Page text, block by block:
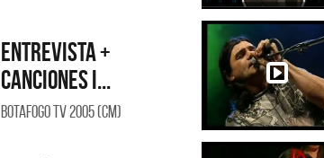
Entrevista +
Canciones i...
Botafogo TV 2005 (CM)